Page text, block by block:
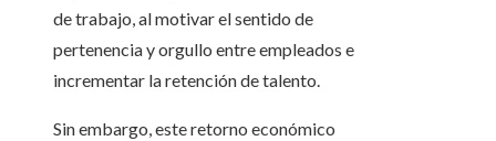
de trabajo, al motivar el sentido de
pertenencia y orgullo entre empleados e
incrementar la retención de talento.
Sin embargo, este retorno económico